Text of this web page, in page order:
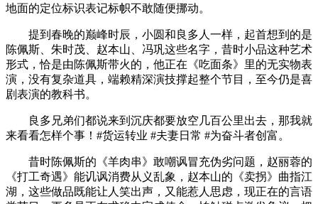
地面的定位标识表记标帜不敢随便挪动。
提到春晚的巅峰时辰，小圆和良多人一样，起首想到的是
陈佩斯、朱时茂、赵本山、冯巩这些名字，昔时小品这种艺术
形式，恰是由陈佩斯带火的，他正在《吃面条》里的无实物表
演，没有复杂道具，端赖精深演技撑起整个节目，至今仍是喜
剧表演的教科书。
良多兄弟们都说来到沉庆都要放空几百公里出去，那我就
来看看怎样个事！#货运转业 #夫妻日常 #为奋斗者创富。
昔时陈佩斯的《羊肉串》敢嘲讽冒充伪劣问题，赵丽蓉的
《打工奇遇》能讥讽消费从义乱象，赵本山的《卖拐》曲指江
湖，这些做品既能让人笑出声，又能惹人思虑，现正在的言语